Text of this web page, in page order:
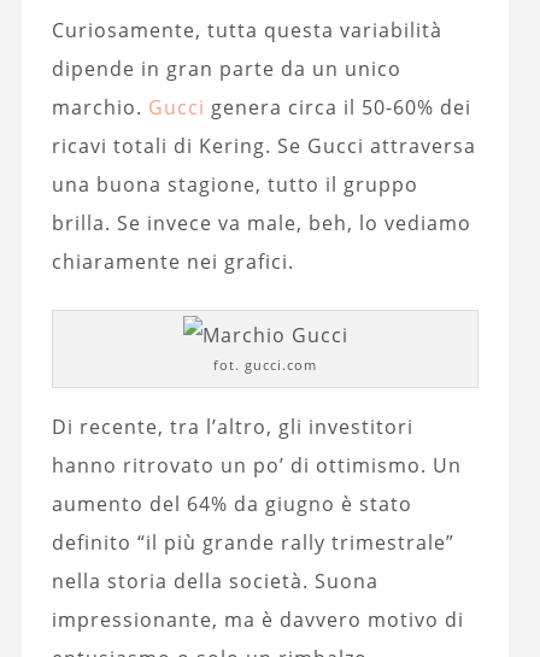
Curiosamente, tutta questa variabilità
dipende in gran parte da un unico
marchio. Gucci genera circa il 50-60% dei
ricavi totali di Kering. Se Gucci attraversa
una buona stagione, tutto il gruppo
brilla. Se invece va male, beh, lo vediamo
chiaramente nei grafici.
fot. gucci.com
Di recente, tra l’altro, gli investitori
hanno ritrovato un po’ di ottimismo. Un
aumento del 64% da giugno è stato
definito “il più grande rally trimestrale”
nella storia della società. Suona
impressionante, ma è davvero motivo di